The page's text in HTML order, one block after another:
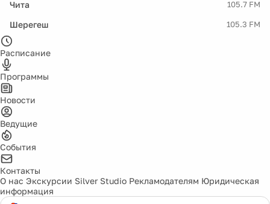
Чита 105.7 FM
Шерегеш 105.3 FM
Расписание
Программы
Новости
Ведущие
События
Контакты
О нас Экскурсии Silver Studio Рекламодателям Юридическая
информация